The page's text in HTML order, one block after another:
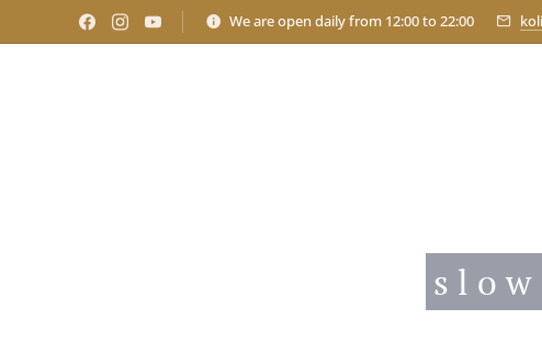
We are open daily from 12:00 to 22:00
s l o